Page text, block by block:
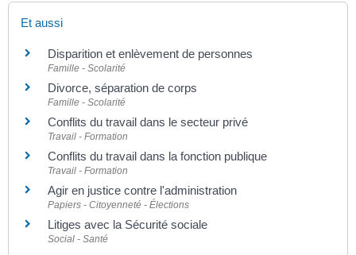
Et aussi
Disparition et enlèvement de personnes
Famille - Scolarité
Divorce, séparation de corps
Famille - Scolarité
Conflits du travail dans le secteur privé
Travail - Formation
Conflits du travail dans la fonction publique
Travail - Formation
Agir en justice contre l'administration
Papiers - Citoyenneté - Élections
Litiges avec la Sécurité sociale
Social - Santé